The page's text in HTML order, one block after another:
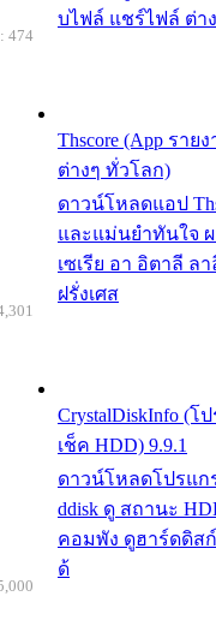
บไฟล์ แชร์ไฟล์ ต่า
Thscore (App รา
ต่างๆ ทั่วโลก)
ดาวน์โหลดแอป
และแม่นยำทันใจ
เซเรีย อา อิตาลี ล
ฝรั่งเศส
474
CrystalDiskInfo (โ
เช็ค HDD) 9.9.1
ดาวน์โหลดโปรแก
ddisk ดู สถานะ
คอมพัง ดูฮาร์ดดิสก์
ด้